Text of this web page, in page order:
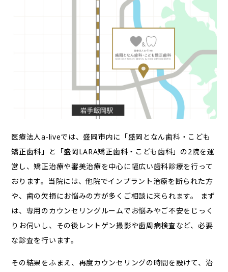
医療法人a-liveでは、盛岡市内に「盛岡となん歯科・こども
矯正歯科」と「盛岡LARA矯正歯科・こども歯科」の2院を運
営し、矯正治療や審美治療を中心に幅広い歯科診療を行って
おります。当院には、他院でインプラント治療を断られた方
や、歯の欠損にお悩みの方が多くご相談に来られます。 まず
は、専用のカウンセリングルームでお悩みやご不安をじっく
りお伺いし、その後レントゲン撮影や歯周病検査など、必要
な診査を行います。
その結果をふまえ、再度カウンセリングの時間を設けて、治